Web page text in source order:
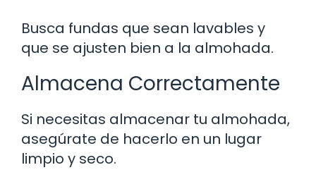
Busca fundas que sean lavables y
que se ajusten bien a la almohada.
Almacena Correctamente
Si necesitas almacenar tu almohada,
asegúrate de hacerlo en un lugar
limpio y seco.